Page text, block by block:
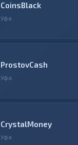
CoinsBlack
Уфа
ProstovCash
Уфа
CrystalMoney
Уфа